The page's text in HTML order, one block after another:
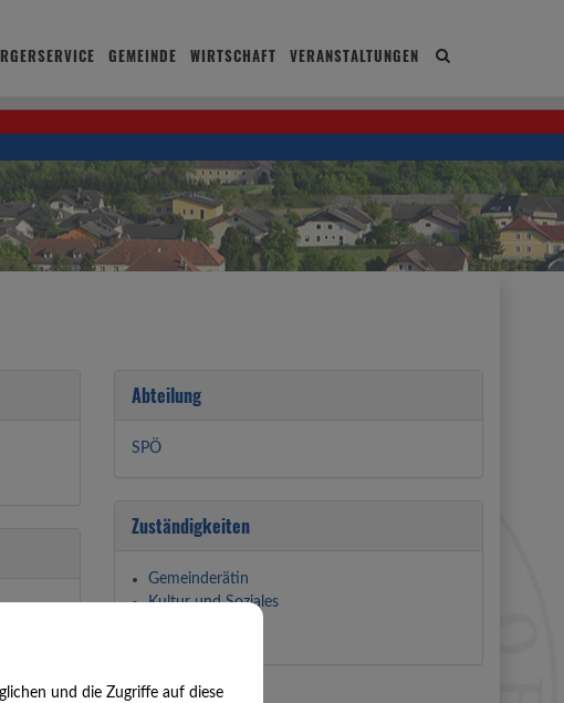
Site
GEMEINDE WIRTSCHAFT VERANSTALTUNGEN
Abteilung
SPÖ
Zuständigkeiten
Gemeinderätin
Kultur und Soziales
und die Zugriffe auf diese